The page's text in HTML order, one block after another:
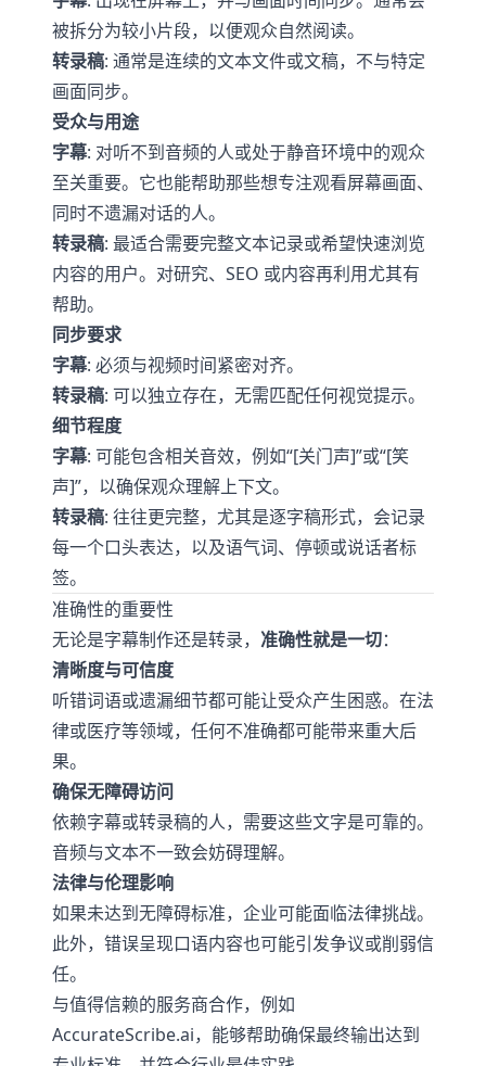
被拆分为较小片段，以便观众自然阅读。
转录稿: 通常是连续的文本文件或文稿，不与特定
画面同步。
受众与用途
字幕: 对听不到音频的人或处于静音环境中的观众
至关重要。它也能帮助那些想专注观看屏幕画面、
同时不遗漏对话的人。
转录稿: 最适合需要完整文本记录或希望快速浏览
内容的用户。对研究、SEO 或内容再利用尤其有
帮助。
同步要求
字幕: 必须与视频时间紧密对齐。
转录稿: 可以独立存在，无需匹配任何视觉提示。
细节程度
字幕: 可能包含相关音效，例如“[关门声]”或“[笑
声]”，以确保观众理解上下文。
转录稿: 往往更完整，尤其是逐字稿形式，会记录
每一个口头表达，以及语气词、停顿或说话者标
签。
准确性的重要性
无论是字幕制作还是转录， 准确性就是一切：
清晰度与可信度
听错词语或遗漏细节都可能让受众产生困惑。在法
律或医疗等领域，任何不准确都可能带来重大后
果。
确保无障碍访问
依赖字幕或转录稿的人，需要这些文字是可靠的。
音频与文本不一致会妨碍理解。
法律与伦理影响
如果未达到无障碍标准，企业可能面临法律挑战。
此外，错误呈现口语内容也可能引发争议或削弱信
任。
与值得信赖的服务商合作，例如
AccurateScribe.ai，能够帮助确保最终输出达到